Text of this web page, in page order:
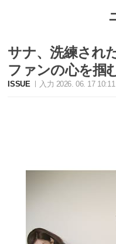
サナ、洗練され
ファンの心を掴
ISSUE 入力 2026. 06. 17 10:11